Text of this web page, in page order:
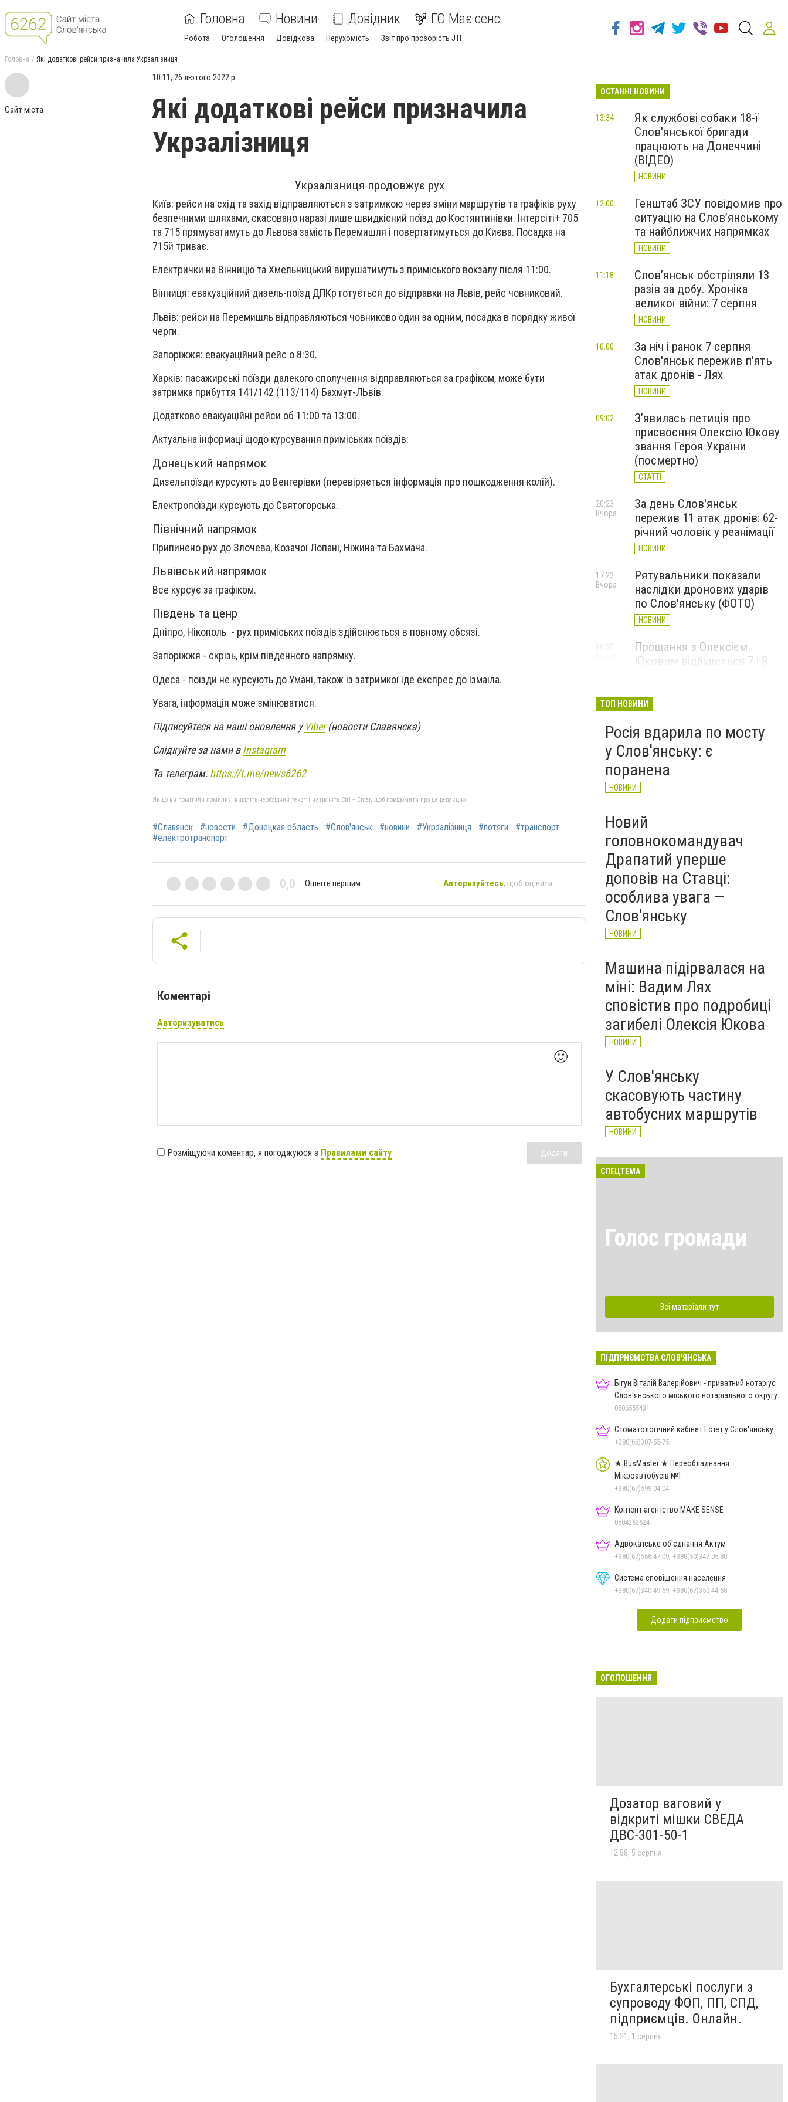
Головна Новини Довідник ГО Має сенс
Робота Оголошення Довідкова Нерухомість Звіт про прозорість JTI
Головна Які додаткові рейси призначила Укрзалізниця
Сайт міста
10:11, 26 лютого 2022 р.
Які додаткові рейси призначила
Укрзалізниця
Укрзалізниця продовжує рух
Київ: рейси на схід та захід відправляються з затримкою через зміни маршрутів та графіків руху
безпечними шляхами, скасовано наразі лише швидкісний поїзд до Костянтинівки. Інтерсіті+ 705
та 715 прямуватимуть до Львова замість Перемишля і повертатимуться до Києва. Посадка на
715й триває.
Електрички на Вінницю та Хмельницький вирушатимуть з приміського вокзалу після 11:00.
Вінниця: евакуаційний дизель-поїзд ДПКр готується до відправки на Львів, рейс човниковий.
Львів: рейси на Перемишль відправляються човниково один за одним, посадка в порядку живої
черги.
Запоріжжя: евакуаційний рейс о 8:30.
Харків: пасажирські поїзди далекого сполучення відправляються за графіком, може бути
затримка прибуття 141/142 (113/114) Бахмут-ЛЬвів.
Додатково евакуаційні рейси об 11:00 та 13:00.
Актуальна інформаці щодо курсування приміських поїздів:
Донецький напрямок
Дизельпоїзди курсують до Венгерівки (перевіряється інформація про пошкодження колій).
Електропоїзди курсують до Святогорська.
Північний напрямок
Припинено рух до Злочева, Козачої Лопані, Ніжина та Бахмача.
Львівський напрямок
Все курсує за графіком.
Південь та ценр
Дніпро, Нікополь - рух приміських поїздів здійснюється в повному обсязі.
Запоріжжя - скрізь, крім південного напрямку.
Одеса - поїзди не курсують до Умані, також із затримкої їде експрес до Ізмаїла.
Увага, інформація може змінюватися.
Підписуйтеся на наші оновлення уViber(новости Славянска)
Слідкуйте за нами вInstagram
Та телеграм:https://t.me/news6262
Якщо ви помітили помилку, виділіть необхідний текст і натисніть Ctrl + Enter, щоб повідомити про це редакцію
#Славянск #новости #Донецкая область #Слов'янськ #новини #Укрзалізниця #потяги
#транспорт
#електротранспорт
0,0 Оцініть першим Авторизуйтесь, щоб оцінити
Коментарі
Авторизуватись
🙂
Розміщуючи коментар, я погоджуюся з Правилами сайту Додати
ОСТАННІ НОВИНИ
Як службові собаки 18-ї
Слов'янської бригади
працюють на Донеччині
(ВІДЕО)
НОВИНИ
13:34
Генштаб ЗСУ повідомив про
ситуацію на Слов’янському
та найближчих напрямках
НОВИНИ
12:00
Слов’янськ обстріляли 13
разів за добу. Хроніка
великої війни: 7 серпня
НОВИНИ
11:18
За ніч і ранок 7 серпня
Слов'янськ пережив п'ять
атак дронів - Лях
НОВИНИ
10:00
З’явилась петиція про
присвоєння Олексію Юкову
звання Героя України
(посмертно)
СТАТТІ
09:02
За день Слов'янськ
пережив 11 атак дронів: 62-
річний чоловік у реанімації
НОВИНИ
20:23
Вчора
Рятувальники показали
наслідки дронових ударів
по Слов'янську (ФОТО)
НОВИНИ
17:23
Вчора
Прощання з Олексієм
Юковим відбудеться 7 і 8
ТОП НОВИНИ
Росія вдарила по мосту
у Слов'янську: є
поранена
НОВИНИ
Новий
головнокомандувач
Драпатий уперше
доповів на Ставці:
особлива увага —
Слов'янську
НОВИНИ
Машина підірвалася на
міні: Вадим Лях
сповістив про подробиці
загибелі Олексія Юкова
НОВИНИ
У Слов'янську
скасовують частину
автобусних маршрутів
НОВИНИ
СПЕЦТЕМА
Голос громади
Всі матеріали тут
ПІДПРИЄМСТВА СЛОВ'ЯНСЬКА
Бігун Віталій Валерійович - приватний нотаріус
Слов'янського міського нотаріального округу
Дон.обл.
0506555431
Стоматологічний кабінет Естет у Слов'янську
+380(66)307-55-75
★ BusMaster ★ Переобладнання
Мікроавтобусів №1
+380(67)599-04-04
Контент агентство MAKE SENSE
0504262624
Адвокатське об'єднання Актум
+380(67)566-47-09, +380(50)347-05-80
Система сповіщення населення
+380(67)340-49-59, +380(67)350-44-68
Додати підприємство
ОГОЛОШЕННЯ
Дозатор ваговий у
відкриті мішки СВЕДА
ДВС-301-50-1
12:58, 5 серпня
Бухгалтерські послуги з
супроводу ФОП, ПП, СПД,
підприємців. Онлайн.
15:21, 1 серпня